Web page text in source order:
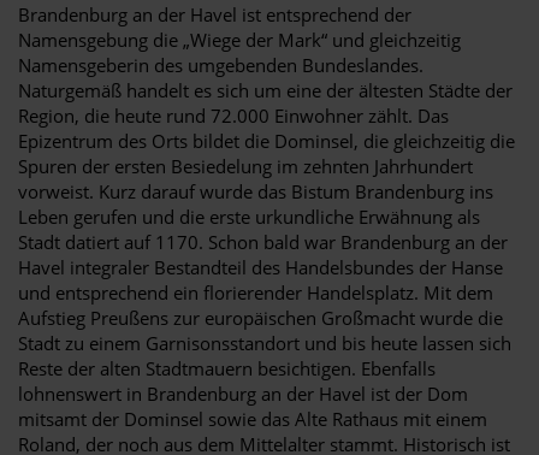
Brandenburg an der Havel ist entsprechend der
Namensgebung die „Wiege der Mark“ und gleichzeitig
Namensgeberin des umgebenden Bundeslandes.
Naturgemäß handelt es sich um eine der ältesten Städte der
Region, die heute rund 72.000 Einwohner zählt. Das
Epizentrum des Orts bildet die Dominsel, die gleichzeitig die
Spuren der ersten Besiedelung im zehnten Jahrhundert
vorweist. Kurz darauf wurde das Bistum Brandenburg ins
Leben gerufen und die erste urkundliche Erwähnung als
Stadt datiert auf 1170. Schon bald war Brandenburg an der
Havel integraler Bestandteil des Handelsbundes der Hanse
und entsprechend ein florierender Handelsplatz. Mit dem
Aufstieg Preußens zur europäischen Großmacht wurde die
Stadt zu einem Garnisonsstandort und bis heute lassen sich
Reste der alten Stadtmauern besichtigen. Ebenfalls
lohnenswert in Brandenburg an der Havel ist der Dom
mitsamt der Dominsel sowie das Alte Rathaus mit einem
Roland, der noch aus dem Mittelalter stammt. Historisch ist